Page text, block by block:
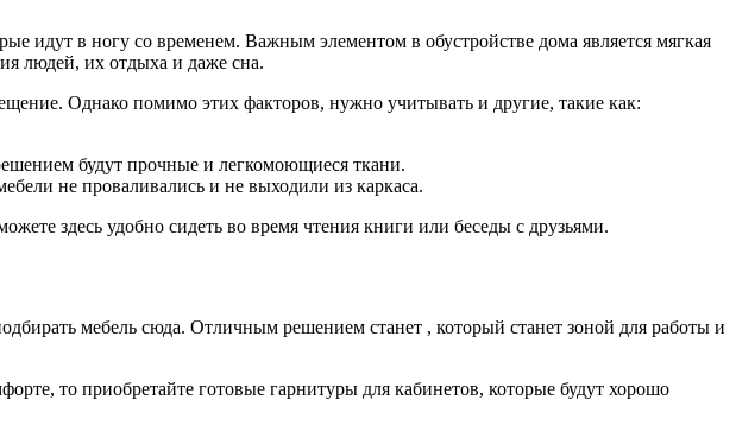
идут в ногу со временем. Важным элементом в обустройстве дома является мягкая
людей, их отдыха и даже сна.
Однако помимо этих факторов, нужно учитывать и другие, такие как:
будут прочные и легкомоющиеся ткани.
не проваливались и не выходили из каркаса.
здесь удобно сидеть во время чтения книги или беседы с друзьями.
мебель сюда. Отличным решением станет , который станет зоной для работы и
то приобретайте готовые гарнитуры для кабинетов, которые будут хорошо